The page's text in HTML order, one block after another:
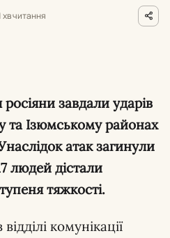
хв читання
завдали ударів
та Ізюмському районах
атак загинули
людей дістали
тяжкості.
комунікації